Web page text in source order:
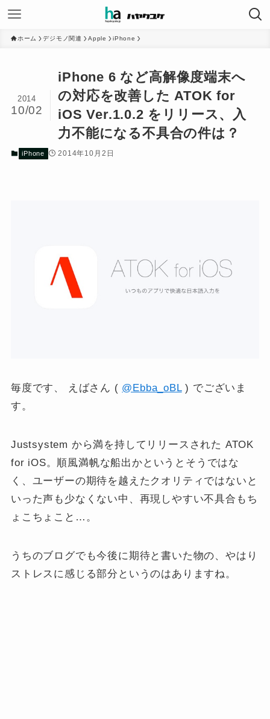
ホーム デジモノ関連 Apple iPhone
iPhone 6 など高解像度端末へ
の対応を改善した ATOK for
iOS Ver.1.0.2 をリリース、入
力不能になる不具合の件は？
2014
10/02
iPhone 2014年10月2日
毎度です、 えばさん ( @Ebba_oBL) でございま
す。
Justsystem から満を持してリリースされた ATOK
for iOS。順風満帆な船出かというとそうではな
く、ユーザーの期待を越えたクオリティではないと
いった声も少なくない中、再現しやすい不具合もち
ょこちょこと…。
うちのブログでも今後に期待と書いた物の、やはり
ストレスに感じる部分というのはありますね。